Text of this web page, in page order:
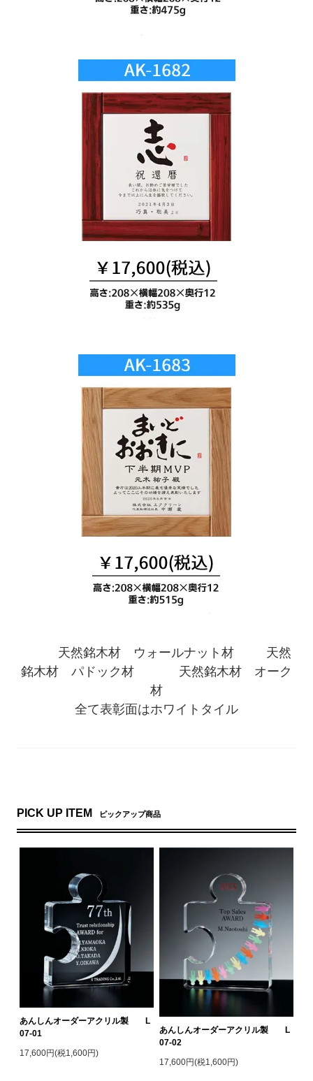
天然銘木材 ウォールナット材 天然
銘木材 パドック材 天然銘木材 オーク
材
全て表彰面はホワイトタイル
PICK UP ITEM ピックアップ商品
あんしんオーダーアクリル製 L
07-01
17,600円(税1,600円)
あんしんオーダーアクリル製 L
07-02
17,600円(税1,600円)